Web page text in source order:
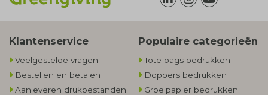
Klantenservice
Veelgestelde vragen
Bestellen en betalen
Aanleveren drukbestanden
Populaire categorieën
Tote bags bedrukken
Doppers bedrukken
Groeipapier bedrukken